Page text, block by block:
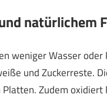
natürlichem
weniger Wasser
und Zuckerreste.
Zudem